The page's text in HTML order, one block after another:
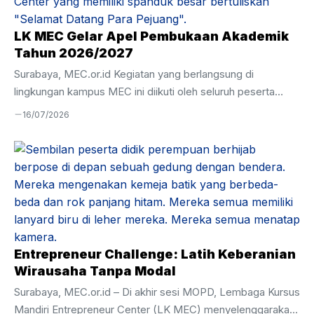
Hamim. Momen ini sekaligus menjadi ajang evaluasi atas
pelaksanaan magang serta pemenuhan hasil perkembangan
peserta didik selama menjalani pembelajaran langsung ...
LK MEC Gelar Apel Pembukaan Akademik
Tahun 2026/2027
Surabaya, MEC.or.id Kegiatan yang berlangsung di
lingkungan kampus MEC ini diikuti oleh seluruh peserta
didik, tenaga pendidik, serta jajaran manajemen dengan
menjadi momentum penting untuk menanamkan nilai
kedisiplinan, tanggung jawab, serta kesiapan seluruh civitas
akademika dalam menjalankan proses pendidikan selama
satu tahun ke depan. Melalui kegiatan ini, peserta didik
diajak untuk memulai perjalanan belajar dengan komitmen
yang kuat demi meraih kompetensi dan karakter yang
unggul. Amanat Pembina Apel Pada kesempatan tersebut,
Ustadz Hamim ...
16/07/2026
Entrepreneur Challenge: Latih Keberanian
Wirausaha Tanpa Modal
Surabaya, MEC.or.id – Di akhir sesi MOPD, Lembaga Kursus
Mandiri Entrepreneur Center (LK MEC) menyelenggarakan